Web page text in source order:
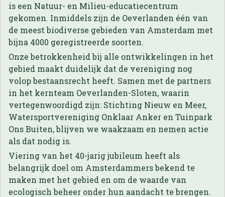
is een Natuur- en Milieu-educatiecentrum
gekomen. Inmiddels zijn de Oeverlanden één van
de meest biodiverse gebieden van Amsterdam met
bijna 4000 geregistreerde soorten.
Onze betrokkenheid bij alle ontwikkelingen in het
gebied maakt duidelijk dat de vereniging nog
volop bestaansrecht heeft. Samen met de partners
in het kernteam Oeverlanden-Sloten, waarin
vertegenwoordigd zijn: Stichting Nieuw en Meer,
Watersportvereniging Onklaar Anker en Tuinpark
Ons Buiten, blijven we waakzaam en nemen actie
als dat nodig is.
Viering van het 40-jarig jubileum heeft als
belangrijk doel om Amsterdammers bekend te
maken met het gebied en om de waarde van
ecologisch beheer onder hun aandacht te brengen.